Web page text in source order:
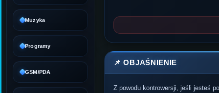
Muzyka
Programy
GSM/PDA
📌 OBJAŚNIENIE
Z powodu kontrowersji, jeśli jesteś